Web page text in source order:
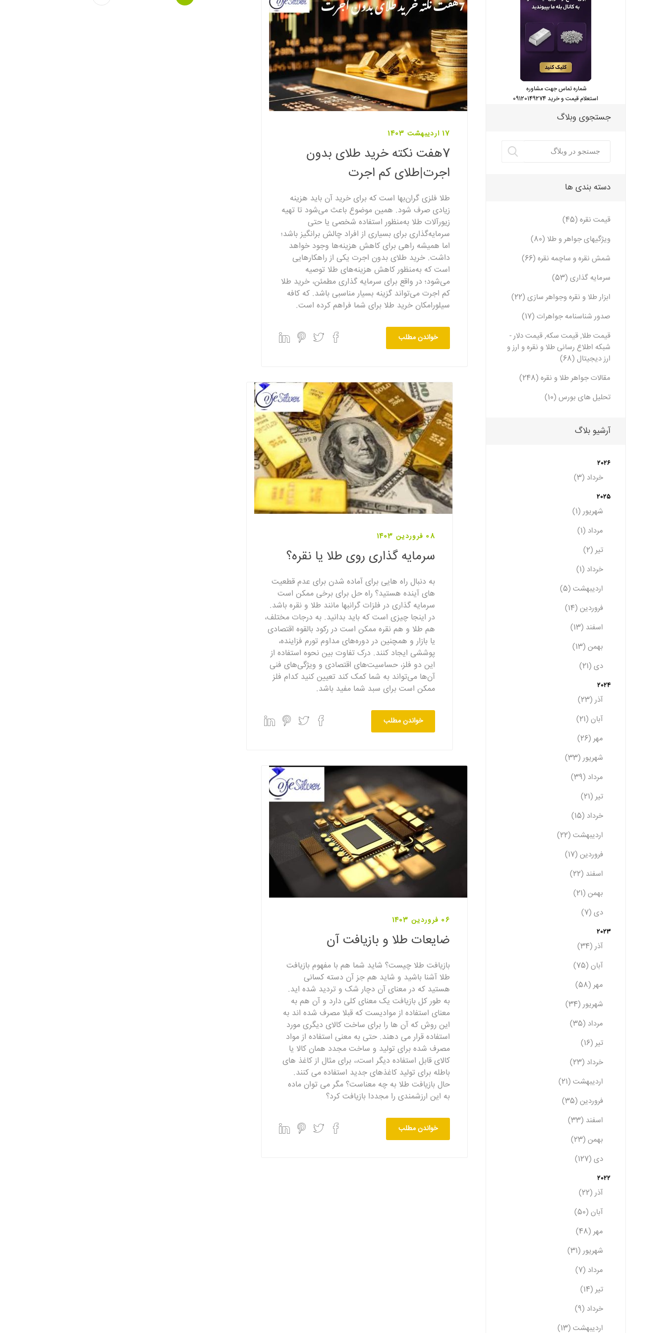
17 اردیبهشت 1403
7هفت نکته خرید طلای بدون
اجرت|طلای کم اجرت
طلا فلزی گران‌بها است که برای خرید آن باید هزینه‌
زیادی صرف شود. همین موضوع باعث می‌شود تا تهیه
زیورآلات طلا به‌منظور استفاده شخصی یا حتی
سرمایه‌گذاری برای بسیاری از افراد چالش برانگیز باشد؛
اما همیشه راهی برای کاهش هزینه‌ها وجود خواهد
داشت. خرید طلای بدون اجرت یکی از راهکارهایی
است که به‌منظور کاهش هزینه‌های طلا توصیه
می‌شود؛ در واقع برای سرمایه گذاری مطمئن، خرید طلا
کم اجرت می‌تواند گزینه بسیار مناسبی باشد. که کافه
سیلورامکان خرید طلا برای شما فراهم کرده است.
خواندن مطلب
08 فروردین 1403
سرمایه گذاری روی طلا یا نقره؟
به دنبال راه هایی برای آماده شدن برای عدم قطعیت
های آینده هستید؟ راه حل برای برخی ممکن است
سرمایه گذاری در فلزات گرانبها مانند طلا و نقره باشد.
در اینجا چیزی است که باید بدانید. به درجات مختلف،
هم طلا و هم نقره ممکن است در رکود بالقوه اقتصادی
یا بازار و همچنین در دوره‌های مداوم تورم فزاینده،
پوششی ایجاد کنند. درک تفاوت بین نحوه استفاده از
این دو فلز، حساسیت‌های اقتصادی و ویژگی‌های فنی
آن‌ها می‌تواند به شما کمک کند تعیین کنید کدام فلز
ممکن است برای سبد شما مفید باشد.
خواندن مطلب
06 فروردین 1403
ضایعات طلا و بازیافت آن
بازیافت طلا چیست؟ شاید شما هم با مفهوم بازیافت
طلا آشنا باشید و شاید هم جز آن دسته کسانی
هستید که در معنای آن دچار شک و تردید شده اید.
به طور کل بازیافت یک معنای کلی دارد و آن هم به
معنای استفاده از موادیست که قبلا مصرف شده اند به
این روش که آن ها را برای ساخت کالای دیگری مورد
استفاده قرار می دهند. حتی به معنی استفاده از مواد
مصرف شده برای تولید و ساخت مجدد همان کالا یا
کالای قابل استفاده دیگر است،، برای مثال از کاغذ های
باطله برای تولید کاغذهای جدید استفاده می کنند.
حال بازیافت طلا به چه معناست؟ مگر می توان ماده
به این ارزشمندی را مجددا بازیافت کرد؟
خواندن مطلب
شماره تماس جهت مشاوره
استعلام قیمت و خرید 09120149274
جستجوی وبلاگ
دسته بندی ها
قیمت نقره (45)
ویژگیهای جواهر و طلا (80)
شمش نقره و ساچمه نقره (66)
سرمایه گذاری (53)
ابزار طلا و نقره وجواهر سازی (22)
صدور شناسنامه جواهرات (17)
قیمت طلا, قیمت سکه, قیمت دلار -
شبکه اطلاع رسانی طلا و نقره و ارز و
ارز دیجیتال (68)
مقالات جواهر طلا و نقره (248)
تحلیل های بورس (10)
آرشیو بلاگ
2026
خرداد (3)
2025
شهریور (1)
مرداد (1)
تیر (2)
خرداد (1)
اردیبهشت (5)
فروردین (14)
اسفند (13)
بهمن (13)
دی (21)
2024
آذر (23)
آبان (21)
مهر (26)
شهریور (33)
مرداد (39)
تیر (21)
خرداد (15)
اردیبهشت (22)
فروردین (17)
اسفند (22)
بهمن (21)
دی (7)
2023
آذر (34)
آبان (75)
مهر (58)
شهریور (34)
مرداد (35)
تیر (16)
خرداد (23)
اردیبهشت (21)
فروردین (35)
اسفند (33)
بهمن (23)
دی (127)
2022
آذر (22)
آبان (50)
مهر (48)
شهریور (31)
مرداد (7)
تیر (14)
خرداد (9)
اردیبهشت (13)